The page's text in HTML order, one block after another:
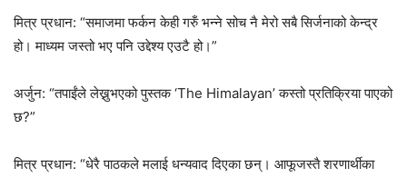
मित्र प्रधान: “समाजमा फर्कन केही गरुँ भन्ने सोच नै मेरो सबै सिर्जनाको केन्द्र
हो। माध्यम जस्तो भए पनि उद्देश्य एउटै हो।”
अर्जुन: “तपाईंले लेख्नुभएको पुस्तक ‘The Himalayan’ कस्तो प्रतिक्रिया पाएको
छ?”
मित्र प्रधान: “धेरै पाठकले मलाई धन्यवाद दिएका छन्। आफूजस्तै शरणार्थीका